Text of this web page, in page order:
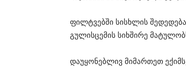
ფილტვებში სისხლის
გულისცემის სიხშირე
დაუყონებლივ მიმართეთ